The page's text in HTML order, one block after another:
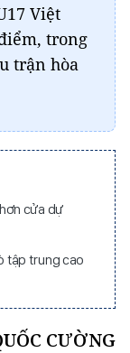
Việt
trong
trận hòa
cửa dự
tập trung cao
CƯỜNG